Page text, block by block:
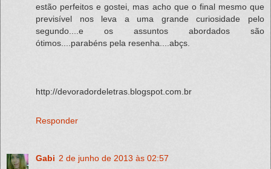
estão perfeitos e gostei, mas acho que o final mesmo que
previsível nos leva a uma grande curiosidade pelo
segundo....e os assuntos abordados são
ótimos....parabéns pela resenha....abçs.
http://devoradordeletras.blogspot.com.br
Responder
Gabi 2 de junho de 2013 às 02:57